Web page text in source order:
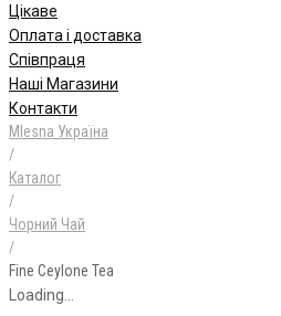
Цікаве
Оплата і доставка
Співпраця
Наші Магазини
Контакти
Mlesna Україна
/
Каталог
/
Чорний Чай
/
Fine Ceylone Tea
Loading...